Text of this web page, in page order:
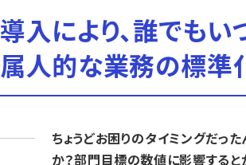
導入により、誰でも
属人的な業務の標準
ちょうどお困りのタイミングだっ
か？部門目標の数値に影響すると